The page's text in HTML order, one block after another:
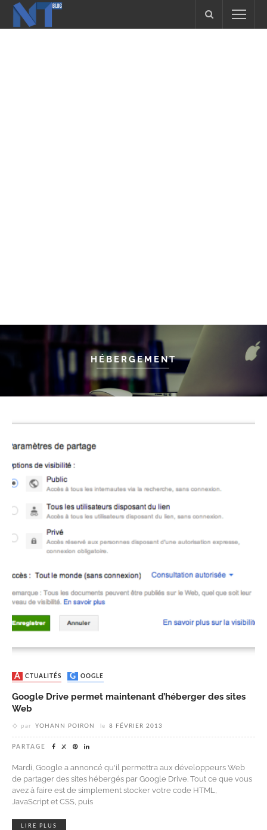
HÉBERGEMENT
ACTUALITÉS GOOGLE
Google Drive permet maintenant d’héberger des sites
Web
par YOHANN POIRON le 8 FÉVRIER 2013
PARTAGE
Mardi, Google a annoncé qu'il permettra aux développeurs Web
de partager des sites hébergés par Google Drive. Tout ce que vous
avez à faire est de simplement stocker votre code HTML,
JavaScript et CSS, puis
LIRE PLUS